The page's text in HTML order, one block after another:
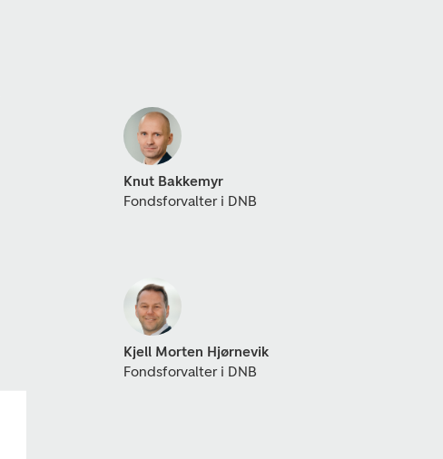
Knut Bakkemyr
Fondsforvalter i DNB
Kjell Morten Hjørnevik
Fondsforvalter i DNB